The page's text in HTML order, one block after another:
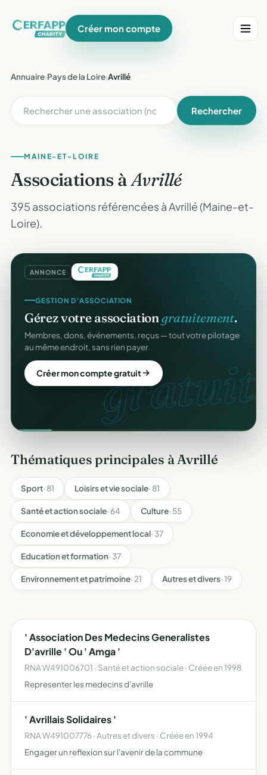
Créer mon compte
Annuaire›Pays de la Loire›Avrillé
Rechercher
MAINE-ET-LOIRE
Associations àAvrillé
395 associations référencées à Avrillé (Maine-et-
Loire).
ANNONCE
gratuit.
GESTION D'ASSOCIATION
Gérez votre associationgratuitement.
Membres, dons, événements, reçus — tout votre pilotage
au même endroit, sans rien payer.
Créer mon compte gratuit
Thématiques principales à Avrillé
Sport· 81 Loisirs et vie sociale· 81
Santé et action sociale· 64 Culture· 55
Economie et développement local· 37
Education et formation· 37
Environnement et patrimoine· 21 Autres et divers· 19
' Association Des Medecins Generalistes
D'avrille ' Ou ' Amga '
RNA W491006701 · Santé et action sociale · Créée en 1998
Representer les medecins d'avrille
' Avrillais Solidaires '
RNA W491007776 · Autres et divers · Créée en 1994
Engager un reflexion sur l'avenir de la commune